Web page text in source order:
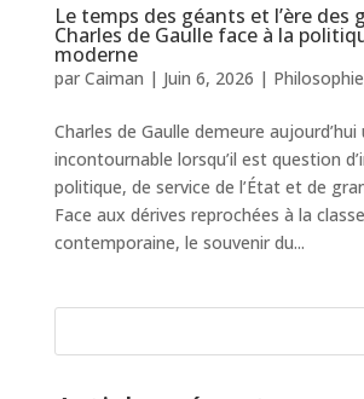
Le temps des géants et l’ère des
Charles de Gaulle face à la
moderne
par Caiman | Juin 6, 2026 | Philosophie
Charles de Gaulle demeure
incontournable lorsqu’il est question
politique, de service de l’État et de
Face aux dérives reprochées à la
contemporaine, le souvenir du...